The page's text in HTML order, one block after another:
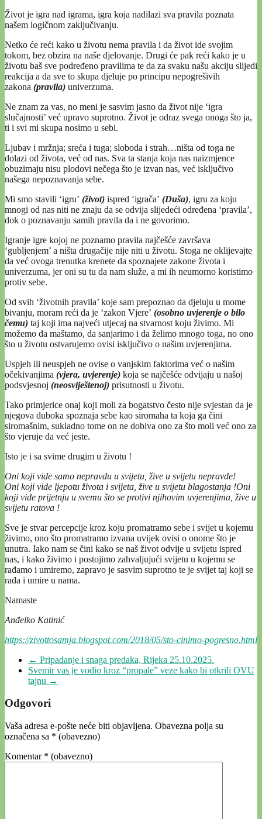
Život je igra nad igrama, igra koja nadilazi sva pravila poznata
našem logičnom zaključivanju.
Netko će reći kako u životu nema pravila i da život ide svojim
tokom, bez obzira na naše djelovanje. Drugi će pak reći kako je u
životu baš sve podređeno pravilima te da za svaku našu akciju slijedi
reakcija a da sve to skupa djeluje po principu nepogrešivih
zakona (pravila) univerzuma.
Ne znam za vas, no meni je sasvim jasno da život nije ‘igra
slučajnosti’ već upravo suprotno. Život je odraz svega onoga što ja,
ti i svi mi skupa nosimo u sebi.
Ljubav i mržnja; sreća i tuga; sloboda i strah…ništa od toga ne
dolazi od života, već od nas. Sva ta stanja koja nas naizmjence
obuzimaju nisu plodovi nečega što je izvan nas, već isključivo
našega nepoznavanja sebe.
Mi smo stavili ‘igru’ (život) ispred ‘igrača’ (Duša), igru za koju
mnogi od nas niti ne znaju da se odvija slijedeći određena ‘pravila’,
dok o poznavanju samih pravila da i ne govorimo.
Igranje igre kojoj ne poznamo pravila najčešće završava
‘gubljenjem’ a ništa drugačije nije niti u životu. Stoga ne oklijevajte
da već ovoga trenutka krenete da spoznajete zakone života i
univerzuma, jer oni su tu da nam služe, a mi ih neumorno koristimo
protiv sebe.
Od svih ‘životnih pravila’ koje sam prepoznao da djeluju u mome
bivanju, moram reći da je ‘zakon Vjere’ (osobno uvjerenje o bilo
čemu) taj koji ima najveći utjecaj na stvarnost koju živimo. Mi
možemo da maštamo, da sanjarimo i da želimo mnogo toga, no ono
što u životu ostvarujemo ovisi isključivo o našim uvjerenjima.
Uspjeh ili neuspjeh ne ovise o vanjskim faktorima već o našim
očekivanjima (vjera, uvjerenje) koja se najčešće odvijaju u našoj
podsvjesnoj (neosviještenoj) prisutnosti u životu.
Tako primjerice onaj koji moli za bogatstvo često nije svjestan da je
njegova duboka spoznaja sebe kao siromaha ta koja ga čini
siromašnim, sukladno tome on ne dobiva ono za što moli već ono za
što vjeruje da već jeste.
Isto je i sa svime drugim u životu !
Oni koji vide samo nepravdu u svijetu, žive u svijetu nepravde!
Oni koji vide ljepotu života i svijeta, žive u svijetu blagostanja !Oni
koji vide prijetnju u svemu što se protivi njihovim uvjerenjima, žive u
svijetu ratova !
Sve je stvar percepcije kroz koju promatramo sebe i svijet u kojemu
živimo, ono što promatramo izvana uvijek ovisi o onome što je
unutra. Iako nam se čini kako se naš život odvije u svijetu ispred
nas, i kako živimo i postojimo zahvaljujući svijetu u kojemu se
rađamo i umiremo, zapravo je sasvim suprotno te je svijet taj koji se
rađa i umire u nama.
Namaste
Anđelko Katinić
https://zivottosamja.blogspot.com/2018/05/sto-cinimo-pogresno.html
← Pripadanje i snaga predaka, Rijeka 25.10.2025.
Svemir vas je vodio kroz “propale” veze kako bi otkrili OVU
tajnu →
Odgovori
Vaša adresa e-pošte neće biti objavljena. Obavezna polja su
označena sa * (obavezno)
Komentar * (obavezno)